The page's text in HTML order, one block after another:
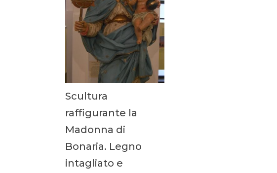
Scultura
raffigurante la
Madonna di
Bonaria. Legno
intagliato e